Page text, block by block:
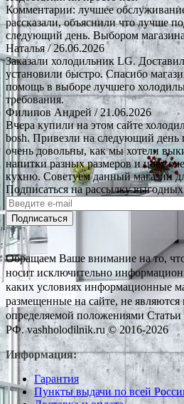
Комментарии: лучшее
рассказали, объяснили что лучше
следующий день. Выбором
Наталья/ 26.06.2026
Заказали холодильник LG.
установили быстро. Спасибо
помощь в выборе лучшего
требования.
Филипов Андрей / 21.06.2026
Вчера купили на этом сайте
bosh. Привезли на следующий день
очень довольны, как мы хотели
напитки разных размеров и цвет
кухню. Советуем данный магазин
Подписаться на рассылку
Подписаться
Обращаем Ваше внимание на то,
носит исключительно
каких условиях информационные
размещенные на сайте, не
определяемой положениями Статьи
РФ. vashholodilnik.ru © 2016-2026
Информация:
Гарантия
Пункты выдачи по всей